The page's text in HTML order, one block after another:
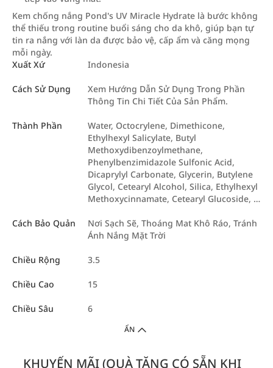
Kem chống nắng Pond's UV Miracle Hydrate là bước không
thể thiếu trong routine buổi sáng cho da khô, giúp bạn tự
tin ra nắng với làn da được bảo vệ, cấp ẩm và căng mọng
mỗi ngày.
Xuất Xứ
Indonesia
Cách Sử Dụng
Xem Hướng Dẫn Sử Dụng Trong Phần
Thông Tin Chi Tiết Của Sản Phẩm.
Thành Phần
Water, Octocrylene, Dimethicone,
Ethylhexyl Salicylate, Butyl
Methoxydibenzoylmethane,
Phenylbenzimidazole Sulfonic Acid,
Dicaprylyl Carbonate, Glycerin, Butylene
Glycol, Cetearyl Alcohol, Silica, Ethylhexyl
Methoxycinnamate, Cetearyl Glucoside, …
Cách Bảo Quản
Nơi Sạch Sẽ, Thoáng Mat Khô Ráo, Tránh
Ánh Nắng Mặt Trời
Chiều Rộng 3.5
Chiều Cao 15
Chiều Sâu 6
ẨN
KHUYẾN MÃI (QUÀ TẶNG CÓ SẴN KHI